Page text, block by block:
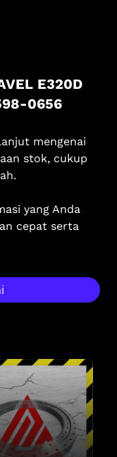
E320D
0656
mengenai
stok, cukup
yang Anda
cepat serta